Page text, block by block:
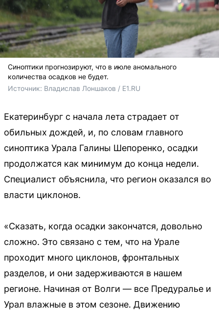
Синоптики прогнозируют, что в июле аномального
количества осадков не будет.
Источник: Владислав Лоншаков / E1.RU
Екатеринбург с начала лета страдает от
обильных дождей, и, по словам главного
синоптика Урала Галины Шепоренко, осадки
продолжатся как минимум до конца недели.
Специалист объяснила, что регион оказался во
власти циклонов.
«Сказать, когда осадки закончатся, довольно
сложно. Это связано с тем, что на Урале
проходит много циклонов, фронтальных
разделов, и они задерживаются в нашем
регионе. Начиная от Волги — все Предуралье и
Урал влажные в этом сезоне. Движению